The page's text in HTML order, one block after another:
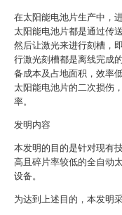
在太阳能电池片生产中，
太阳能电池片都是通过传
然后让激光来进行刻槽，
行激光刻槽都是离线完成
备成本及占地面积，效率
太阳能电池片的二次损伤
率。
发明内容
本发明的目的是针对现有
高且碎片率较低的全自动
设备。
为达到上述目的，本发明